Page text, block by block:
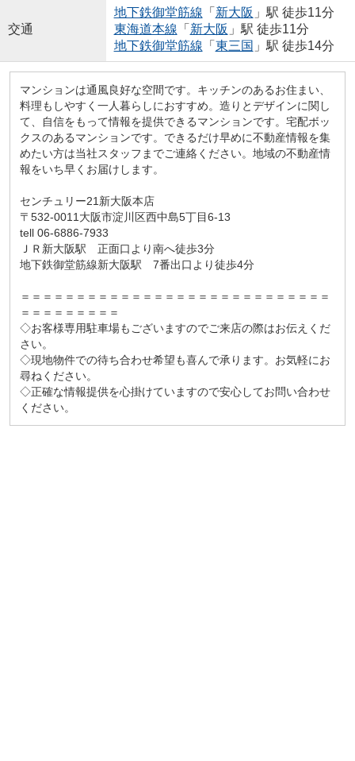
交通
地下鉄御堂筋線 「 新大阪 」駅 徒歩11分
東海道本線 「 新大阪 」駅 徒歩11分
地下鉄御堂筋線 「 東三国 」駅 徒歩14分
マンションは通風良好な空間です。キッチンのあるお住まい、
料理もしやすく一人暮らしにおすすめ。造りとデザインに関し
て、自信をもって情報を提供できるマンションです。宅配ボッ
クスのあるマンションです。できるだけ早めに不動産情報を集
めたい方は当社スタッフまでご連絡ください。地域の不動産情
報をいち早くお届けします。
センチュリー21新大阪本店
〒532-0011大阪市淀川区西中島5丁目6-13
tell 06-6886-7933
ＪＲ新大阪駅 正面口より南へ徒歩3分
地下鉄御堂筋線新大阪駅 7番出口より徒歩4分
＝＝＝＝＝＝＝＝＝＝＝＝＝＝＝＝＝＝＝＝＝＝＝＝＝＝＝＝
＝＝＝＝＝＝＝＝＝
◇お客様専用駐車場もございますのでご来店の際はお伝えくだ
さい。
◇現地物件での待ち合わせ希望も喜んで承ります。お気軽にお
尋ねください。
◇正確な情報提供を心掛けていますので安心してお問い合わせ
ください。